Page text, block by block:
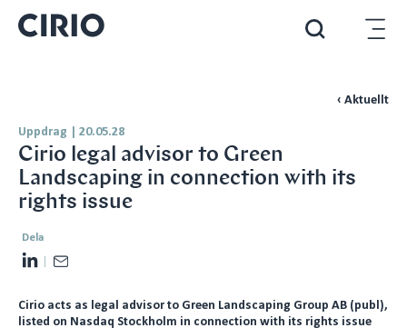
‹ Aktuellt
Uppdrag 20.05.28
Cirio legal advisor to Green
Landscaping in connection with its
rights issue
Dela
L
n
a
Cirio acts as legal advisor to Green Landscaping Group AB (publ),
listed on Nasdaq Stockholm in connection with its rights issue